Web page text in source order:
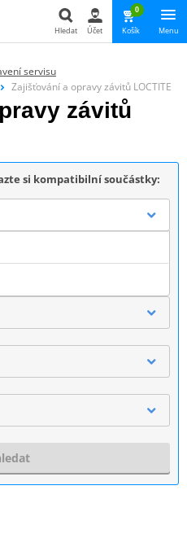
Hledat Účet
0
Košík Menu
servisu
Zajišťování a opravy závitů LOCTITE
závitů
si kompatibilní součástky: